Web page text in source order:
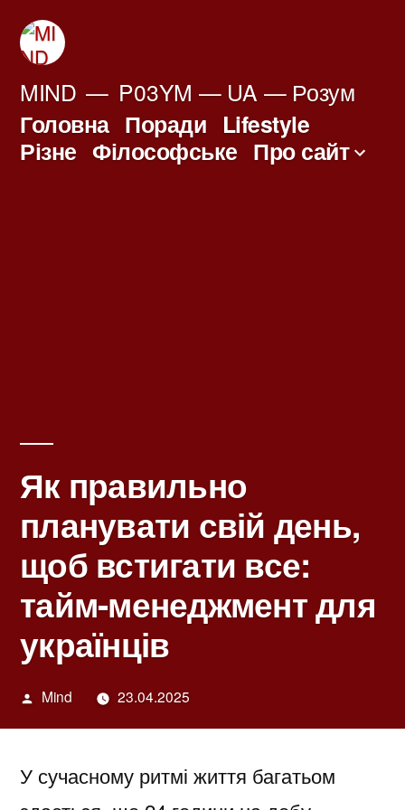
Перейти
до
вмісту
MIND P03YM — UA — Розум
Головна Поради Lifestyle
Різне Філософське Про сайт
Як правильно
планувати свій день,
щоб встигати все:
тайм-менеджмент для
українців
Написано
Mind 23.04.2025
У сучасному ритмі життя багатьом